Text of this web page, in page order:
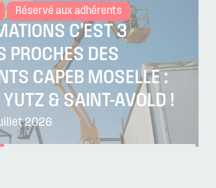
Réservé aux adhérents
C’EST 3
PROCHES DES
CAPEB MOSELLE :
& SAINT-AVOLD !
2026